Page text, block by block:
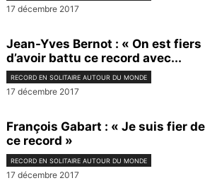
17 décembre 2017
Jean-Yves Bernot : « On est fiers
d’avoir battu ce record avec...
RECORD EN SOLITAIRE AUTOUR DU MONDE
17 décembre 2017
François Gabart : « Je suis fier de
ce record »
RECORD EN SOLITAIRE AUTOUR DU MONDE
17 décembre 2017